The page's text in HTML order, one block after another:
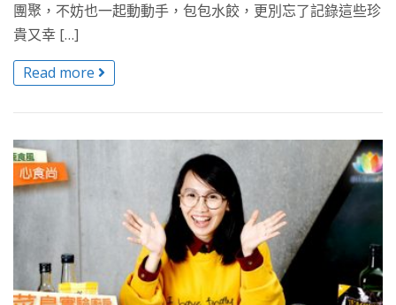
團聚，不妨也一起動動手，包包水餃，更別忘了記錄這些珍
貴又幸 […]
Read more